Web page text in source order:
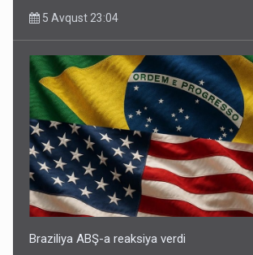
5 Avqust 23:04
Braziliya ABŞ-a reaksiya verdi